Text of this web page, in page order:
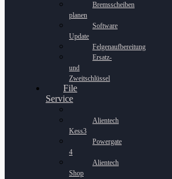
Bremsscheiben
planen
Software
Update
Felgenaufbereitung
Ersatz-
und
Zweitschlüssel
File
Service
Alientech
Kess3
Powergate
4
Alientech
Shop